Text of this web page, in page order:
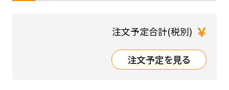
注文予定合計(税別) ￥
注文予定を見る